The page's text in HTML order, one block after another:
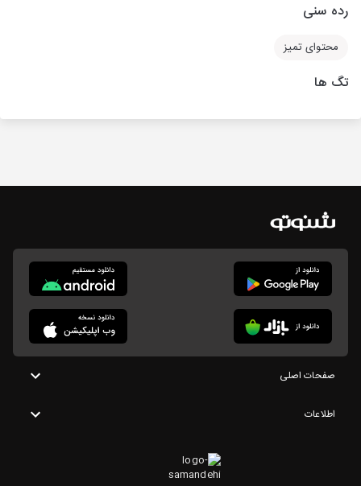
رده سنی
محتوای تمیز
تگ ها
صفحات اصلی
اطلاعات